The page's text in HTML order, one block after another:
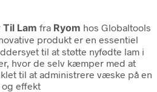
Lam fra Ryom hos Globaltools
produkt er en essentiel
til at støtte nyfødte lam i
hvor de selv kæmper med at
til at administrere væske på en
og effekt